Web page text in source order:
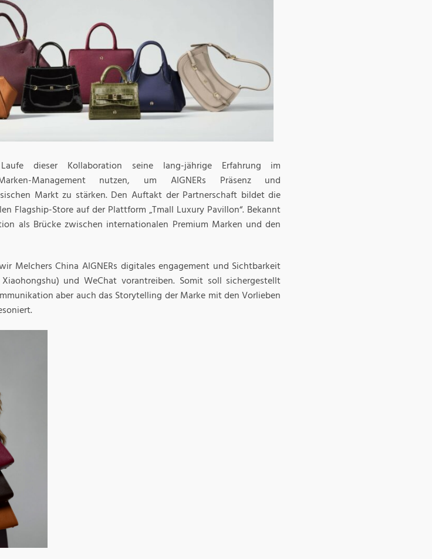
dieser Kollaboration seine lang-jährige Erfahrung im
Management nutzen, um AIGNERs Präsenz und
Markt zu stärken. Den Auftakt der Partnerschaft bildet die
Flagship-Store auf der Plattform „Tmall Luxury Pavillon“. Bekannt
als Brücke zwischen internationalen Premium Marken und den
Melchers China AIGNERs digitales engagement und Sichtbarkeit
und WeChat vorantreiben. Somit soll sichergestellt
aber auch das Storytelling der Marke mit den Vorlieben